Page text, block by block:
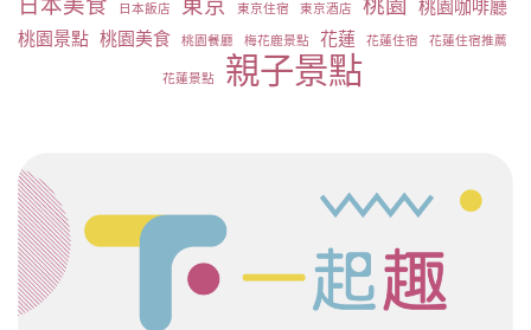
日本美食 日本飯店 東京 東京住宿 東京酒店 桃園
桃園咖啡廳
桃園景點 桃園美食 桃園餐廳 梅花鹿景點 花蓮 花蓮住宿 花蓮住宿推薦
花蓮景點 親子景點